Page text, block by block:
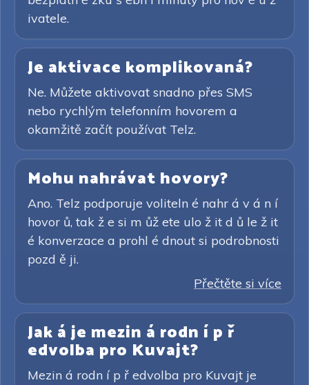
ivatele.
Je aktivace komplikovaná?
Ne. Můžete aktivovat snadno přes SMS
nebo rychlým telefonním hovorem a
okamžitě začít používat Telz.
Mohu nahrávat hovory?
Ano. Telz podporuje voliteln é nahr á v á n í
hovor ů, tak ž e si m ůž ete ulo ž it d ů le ž it
é konverzace a prohl é dnout si podrobnosti
pozd ě ji.
Přečtěte si více
Jak á je mezin á rodn í p ř
edvolba pro Kuvajt?
Mezin á rodn í p ř edvolba pro Kuvajt je